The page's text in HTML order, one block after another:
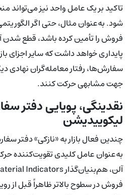
تاکید بر یک عامل واحد نیز می‌تواند
شود. به‌عنوان مثال، حتی اگر
فروش را تأمین کرده باشد، قطع شدن
پایداری خواهد داشت که سایر اجزای
سفارش‌ها، رفتار معامله‌گران نهادی
جهت مشابهی حرکت کنند.
نقدینگی، پویایی دفتر
لیکوییدیشن
چندین فعال بازار به «نازکی» دفتر
به‌عنوان عامل کلیدی تقویت‌کننده
فروش در سطوح بالاتر ظاهراً قبل از